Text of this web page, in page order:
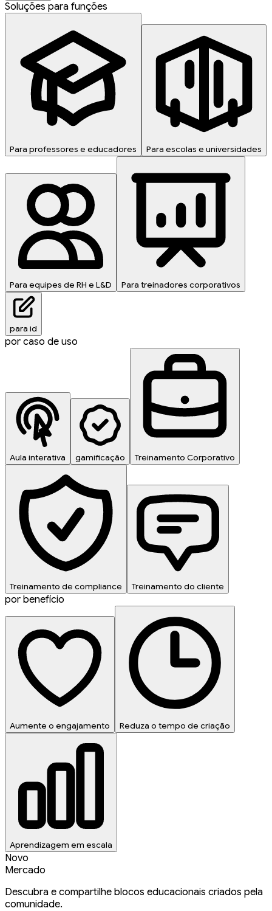
Soluções para funções
Para professores e educadores Para escolas e universidades
Para equipes de RH e L&D Para treinadores corporativos
para id
por caso de uso
Aula interativa gamificação Treinamento Corporativo
Treinamento de compliance Treinamento do cliente
por benefício
Aumente o engajamento Reduza o tempo de criação
Aprendizagem em escala
Novo
Mercado
Descubra e compartilhe blocos educacionais criados pela
comunidade.